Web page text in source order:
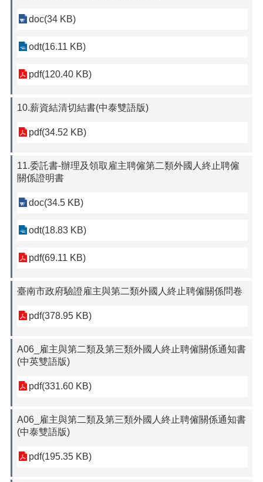
doc(34 KB)
odt(16.11 KB)
pdf(120.40 KB)
10.薪資結清切結書(中泰雙語版)
pdf(34.52 KB)
11.委託書-辦理及領取雇主聘僱第二類外國人終止聘僱
關係證明書
doc(34.5 KB)
odt(18.83 KB)
pdf(69.11 KB)
臺南市政府驗證雇主與第二類外國人終止聘僱關係問卷
pdf(378.95 KB)
A06_雇主與第二類及第三類外國人終止聘僱關係通知書
(中英雙語版)
pdf(331.60 KB)
A06_雇主與第二類及第三類外國人終止聘僱關係通知書
(中泰雙語版)
pdf(195.35 KB)